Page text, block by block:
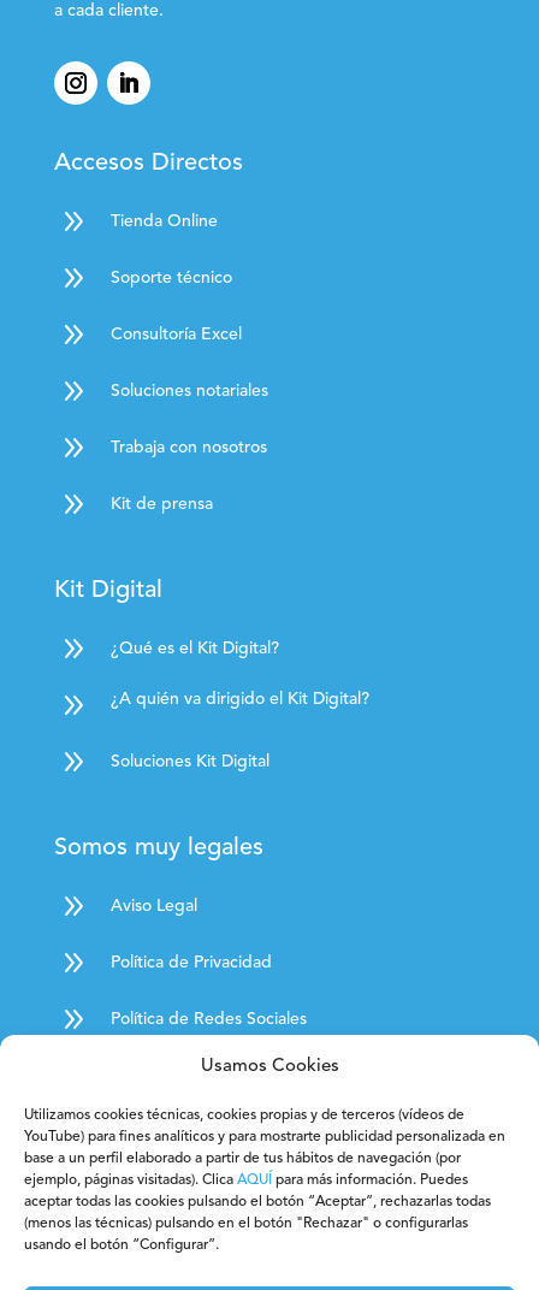
Usamos Cookies
Utilizamos cookies técnicas, cookies propias y de terceros (vídeos de
YouTube) para fines analíticos y para mostrarte publicidad personalizada en
base a un perfil elaborado a partir de tus hábitos de navegación (por
ejemplo, páginas visitadas). Clica AQUÍ para más información. Puedes
aceptar todas las cookies pulsando el botón “Aceptar”, rechazarlas todas
(menos las técnicas) pulsando en el botón "Rechazar" o configurarlas
usando el botón “Configurar”.
a cada cliente.
Accesos Directos
9 Tienda Online
9 Soporte técnico
9 Consultoría Excel
9 Soluciones notariales
9 Trabaja con nosotros
9 Kit de prensa
Kit Digital
9 ¿Qué es el Kit Digital?
9 ¿A quién va dirigido el Kit Digital?
9 Soluciones Kit Digital
Somos muy legales
9 Aviso Legal
9 Política de Privacidad
9 Política de Redes Sociales
Política de Cookies
9 Condiciones Generales de Contratación
9 Derecho de desistimiento
9 Código Ético